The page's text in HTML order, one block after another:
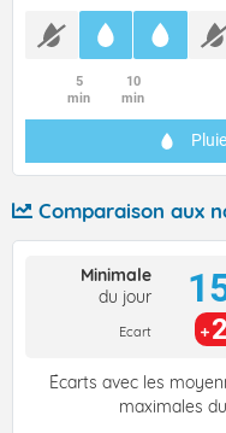
5
min
10
min
Comparaison aux
Minimale
du jour
Ecart
Écarts avec les
maximales